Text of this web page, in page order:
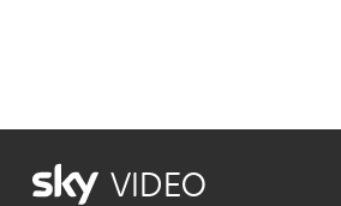
VIDEO